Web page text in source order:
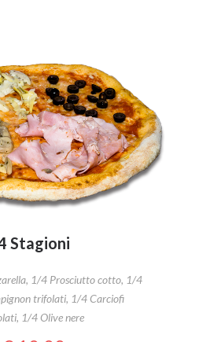
Stagioni
1/4 Prosciutto cotto, 1/4
trifolati, 1/4 Carciofi
1/4 Olive nere